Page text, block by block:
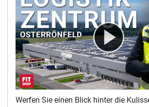
Werfen Sie einen Blick hinter die